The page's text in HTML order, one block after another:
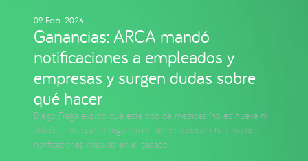
09 Feb. 2026
Ganancias: ARCA mandó
notificaciones a empleados y
empresas y surgen dudas sobre
qué hacer
Diego Fraga explicó que este tipo de medidas “no es nueva ni
aislada”, sino que el organismos de recaudación ha enviado
notificaciones masivas en el pasado